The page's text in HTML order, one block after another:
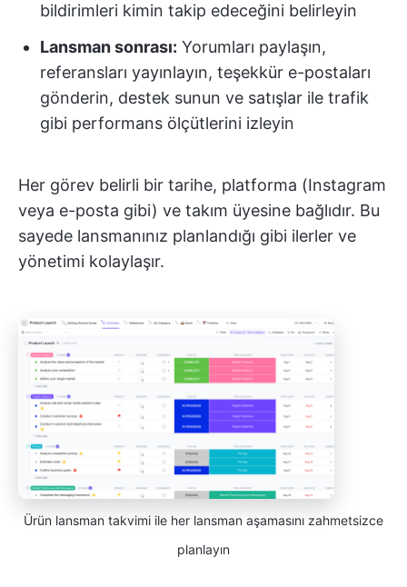
bildirimleri kimin takip edeceğini belirleyin
Lansman sonrası: Yorumları paylaşın,
referansları yayınlayın, teşekkür e-postaları
gönderin, destek sunun ve satışlar ile trafik
gibi performans ölçütlerini izleyin
Her görev belirli bir tarihe, platforma (Instagram
veya e-posta gibi) ve takım üyesine bağlıdır. Bu
sayede lansmanınız planlandığı gibi ilerler ve
yönetimi kolaylaşır.
Ürün lansman takvimi ile her lansman aşamasını zahmetsizce
planlayın